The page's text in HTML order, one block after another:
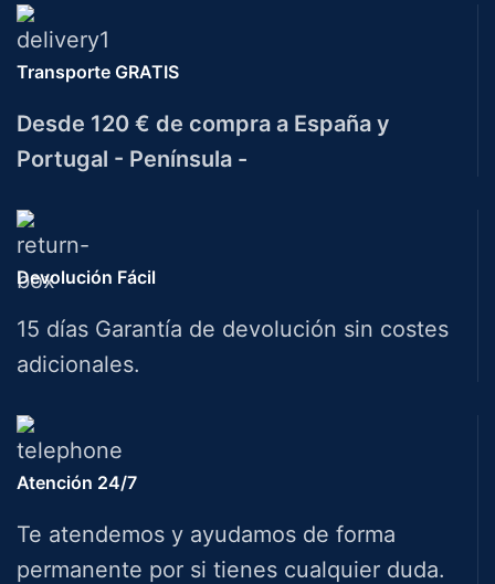
Transporte GRATIS
Desde 120 € de compra a España y
Portugal - Península -
Devolución Fácil
15 días Garantía de devolución sin costes
adicionales.
Atención 24/7
Te atendemos y ayudamos de forma
permanente por si tienes cualquier duda.